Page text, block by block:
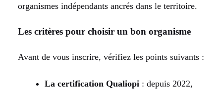
organismes indépendants ancrés dans le territoire.
Les critères pour choisir un bon organisme
Avant de vous inscrire, vérifiez les points suivants :
La certification Qualiopi : depuis 2022,